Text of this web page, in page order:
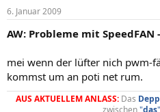
6. Januar 2009
AW: Probleme mit
mei wenn der lüfter nich pwm-
kommst um an poti net rum.
AUS AKTUELLEM ANLASS:Das
zwischen"das